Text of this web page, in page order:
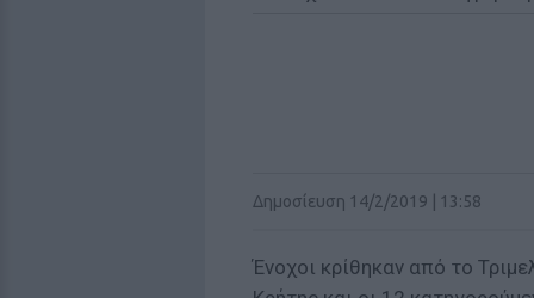
Δημοσίευση 14/2/2019 | 13:58
Ένοχοι κρίθηκαν από το